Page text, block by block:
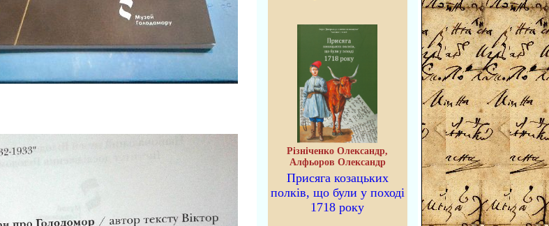
Різніченко Олександр,
Алфьоров Олександр
Присяга козацьких
полків, що були у поході
1718 року